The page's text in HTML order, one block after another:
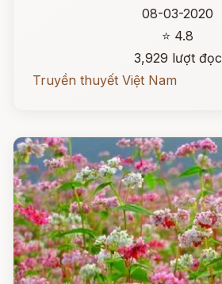
08-03-2020
⭐ 4.8
3,929 lượt đọc
Truyền thuyết Việt Nam